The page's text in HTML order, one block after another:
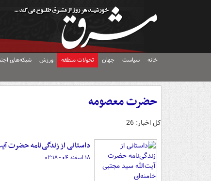
خانه سیاست جهان تحولات منطقه ورزش شبکه‌های
حضرت معصومه
کل اخبار: 26
داستانی از زندگی‌نامه حضرت
۱۸ اسفند ۰۴ - ۰۲:۱۸